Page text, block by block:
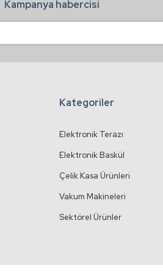
Kampanya habercisi
Kategoriler
Elektronik Terazı
Elektronik Baskül
Çelik Kasa Ürünleri
Vakum Makineleri
Sektörel Ürünler